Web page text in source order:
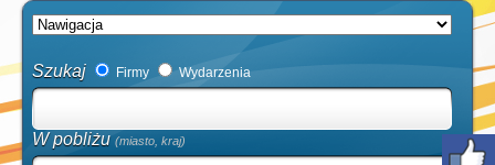
Szukaj Firmy Wydarzenia
W pobliżu (miasto, kraj)